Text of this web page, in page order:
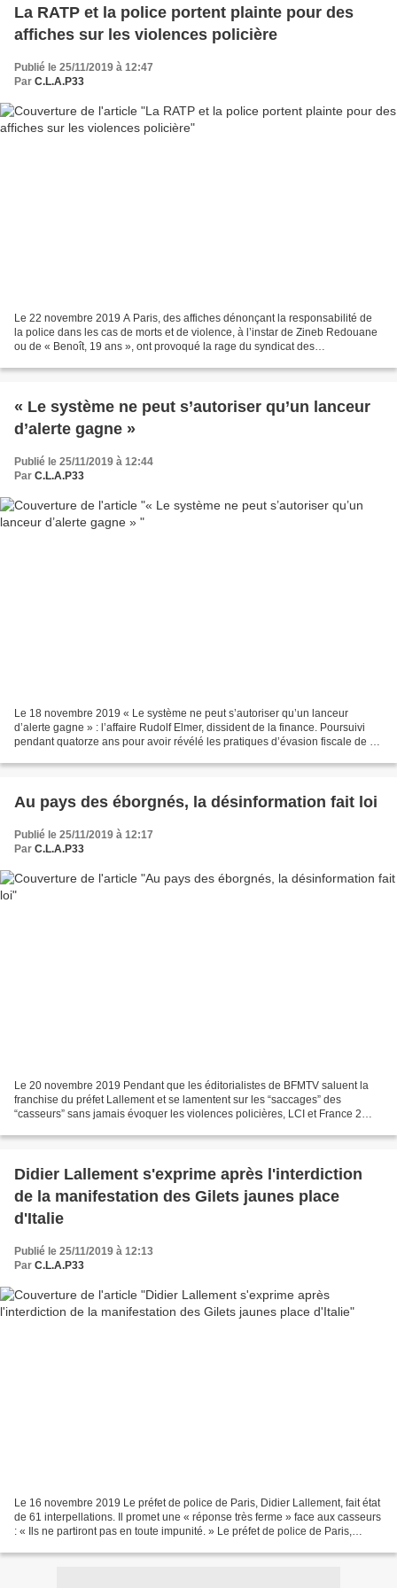
La RATP et la police portent plainte pour des
affiches sur les violences policière
Publié le 25/11/2019 à 12:47
Par C.L.A.P33
Le 22 novembre 2019 A Paris, des affiches dénonçant la responsabilité de
la police dans les cas de morts et de violence, à l’instar de Zineb Redouane
ou de « Benoît, 19 ans », ont provoqué la rage du syndicat des
« Le système ne peut s’autoriser qu’un lanceur
d’alerte gagne »
Publié le 25/11/2019 à 12:44
Par C.L.A.P33
Le 18 novembre 2019 « Le système ne peut s’autoriser qu’un lanceur
d’alerte gagne » : l’affaire Rudolf Elmer, dissident de la finance. Poursuivi
pendant quatorze ans pour avoir révélé les pratiques d’évasion fiscale de sa
Au pays des éborgnés, la désinformation fait loi
Publié le 25/11/2019 à 12:17
Par C.L.A.P33
Le 20 novembre 2019 Pendant que les éditorialistes de BFMTV saluent la
franchise du préfet Lallement et se lamentent sur les “saccages” des
“casseurs” sans jamais évoquer les violences policières, LCI et France 2
Didier Lallement s'exprime après l'interdiction
de la manifestation des Gilets jaunes place
d'Italie
Publié le 25/11/2019 à 12:13
Par C.L.A.P33
Le 16 novembre 2019 Le préfet de police de Paris, Didier Lallement, fait état
de 61 interpellations. Il promet une « réponse très ferme » face aux casseurs
: « Ils ne partiront pas en toute impunité. » Le préfet de police de Paris,